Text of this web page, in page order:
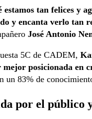
estamos tan felices y
y encanta verlo tan
José Antonio
5C de CADEM,
posicionada en
un 83% de
por el público